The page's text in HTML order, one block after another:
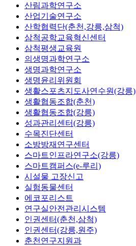
산림과학연구소
산업기술연구소
산학협력단(춘천,강릉,삼척)
삼척공학교육혁신센터
삼척평생교육원
의생명과학연구소
생명과학연구소
생명윤리위원회
생활스포츠지도사연수원(강릉)
생활협동조합(춘천)
생활협동조합(강릉)
성과관리센터(강릉)
수목진단센터
소방방재연구센터
스마트인프라연구소(강릉)
스마트캠퍼스(e-루리)
시설물 고장신고
실험동물센터
에코포리스트
연구실안전관리시스템
인권센터(춘천,삼척)
인권센터(강릉,원주)
춘천연구지원과